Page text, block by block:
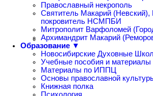
Православный некрополь
Святитель Макарий
покровитель НСМПБИ
Митрополит Варфоломей
Архимандрит Макарий
Образование ▼
Новосибирские Духовные
Учебные пособия и материалы
Материалы по ИППЦ
Основы православной
Книжная полка